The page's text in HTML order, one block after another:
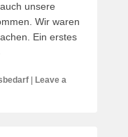
unsere
Wir waren
Ein erstes
Leave a